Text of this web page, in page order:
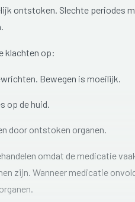
ontstoken. Slechte periodes
klachten op:
Bewegen is moeilijk.
op de huid.
door ontstoken organen.
omdat de medicatie
zijn. Wanneer medicatie